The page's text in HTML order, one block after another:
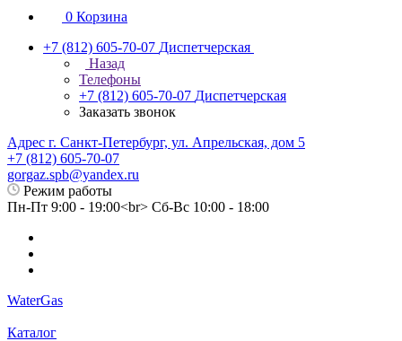
0 Корзина
+7 (812) 605-70-07 Диспетчерская
Назад
Телефоны
+7 (812) 605-70-07 Диспетчерская
Заказать звонок
Адрес г. Санкт-Петербург, ул. Апрельская, дом 5
+7 (812) 605-70-07
gorgaz.spb@yandex.ru
Режим работы
Пн-Пт 9:00 - 19:00<br> Сб-Вс 10:00 - 18:00
WaterGas
Каталог